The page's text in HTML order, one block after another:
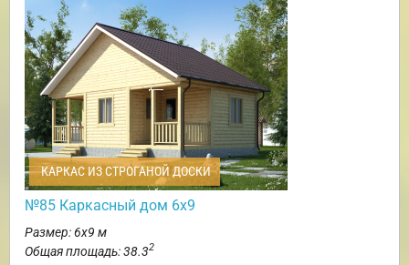
КАРКАС ИЗ СТРОГАНОЙ ДОСКИ
№85 Каркасный дом 6х9
Размер: 6х9 м
Общая площадь: 38.32